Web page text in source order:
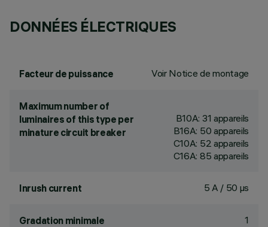
DONNÉES ÉLECTRIQUES
Facteur de puissance Voir Notice de montage
Maximum number of
luminaires of this type per
minature circuit breaker
B10A: 31 appareils
B16A: 50 appareils
C10A: 52 appareils
C16A: 85 appareils
Inrush current 5 A / 50 µs
Gradation minimale 1